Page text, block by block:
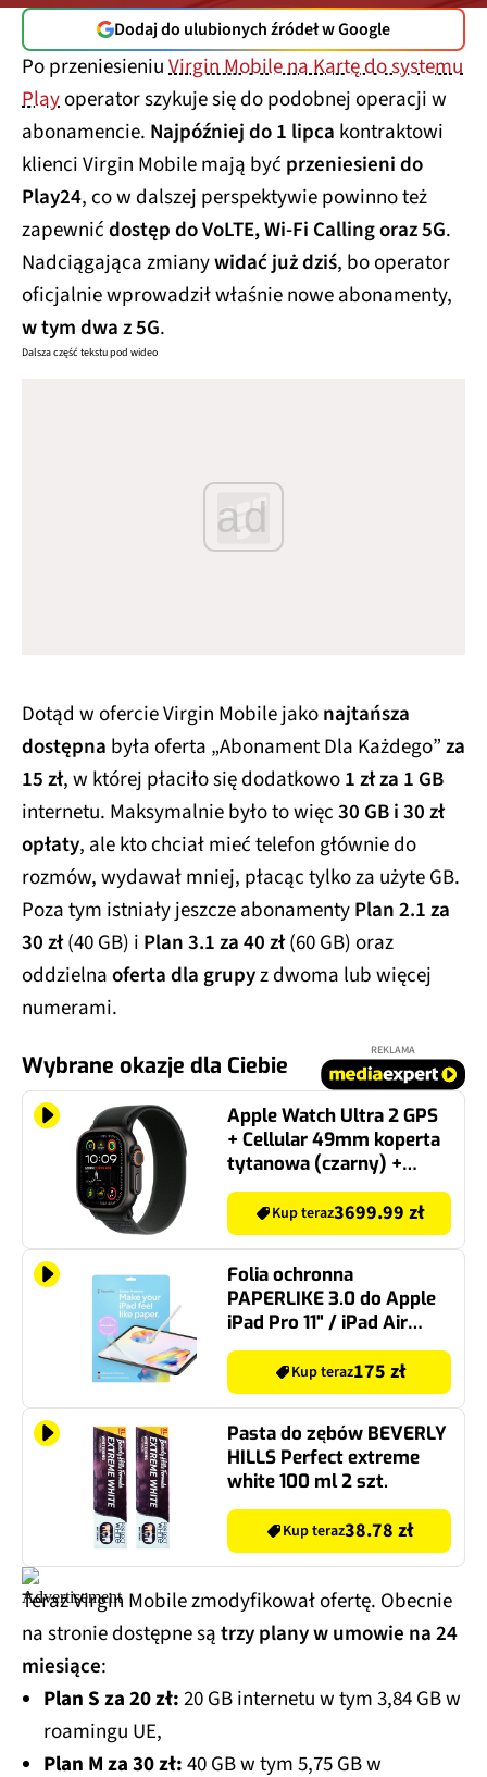
Dodaj do ulubionych źródeł w Google
Po przeniesieniuVirgin Mobile na Kartę do systemu
Playoperator szykuje się do podobnej operacji w
abonamencie. Najpóźniej do 1 lipca kontraktowi
klienci Virgin Mobile mają być przeniesieni do
Play24, co w dalszej perspektywie powinno też
zapewnićdostęp do VoLTE, Wi-Fi Calling oraz 5G.
Nadciągająca zmianywidać już dziś, bo operator
oficjalnie wprowadził właśnie nowe abonamenty,
w tym dwa z 5G.
Dalsza część tekstu pod wideo
ad
Dotąd w ofercie Virgin Mobile jakonajtańsza
dostępna była oferta „Abonament Dla Każdego”za
15 zł, w której płaciło się dodatkowo1 zł za 1 GB
internetu. Maksymalnie było to więc30 GB i 30 zł
opłaty, ale kto chciał mieć telefon głównie do
rozmów, wydawał mniej, płacąc tylko za użyte GB.
Poza tym istniały jeszcze abonamentyPlan 2.1 za
30 zł(40 GB) i Plan 3.1 za 40 zł(60 GB) oraz
oddzielnaoferta dla grupyz dwoma lub więcej
numerami.
Wybrane okazje dla Ciebie
REKLAMA
Apple Watch Ultra 2 GPS
+ Cellular 49mm koperta
tytanowa (czarny) +
opaska Trail rozmiar M/L
(czarny)Kup teraz3699.99 zł
Folia ochronna
PAPERLIKE 3.0 do Apple
iPad Pro 11" / iPad Air
10.9" (2 szt.)
Kup teraz175 zł
Pasta do zębów BEVERLY
HILLS Perfect extreme
white 100 ml 2 szt.
Kup teraz38.78 zł
Teraz Virgin Mobile zmodyfikował ofertę. Obecnie
na stronie dostępne sątrzy plany w umowie na 24
miesiące:
Plan S za 20 zł:20 GB internetu w tym 3,84 GB w
roamingu UE,
Plan M za 30 zł:40 GB w tym 5,75 GB w